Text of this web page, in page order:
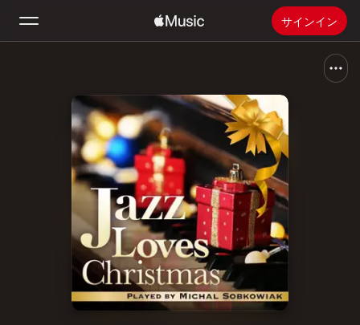
サインイン
ホーム
新着おすすめ
ラジオ
Apple Musicをインストール